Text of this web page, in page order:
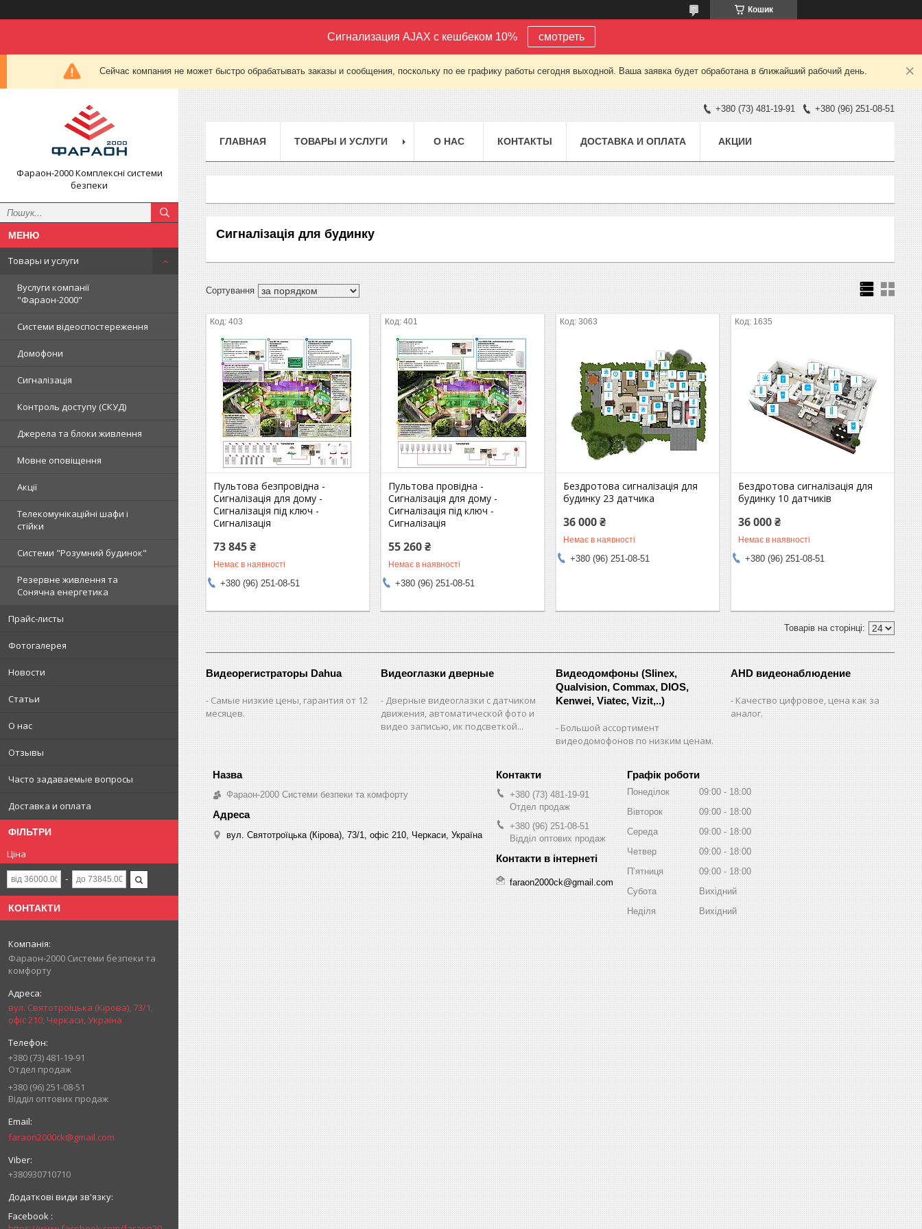
Кошик
Сигнализация AJAX с кешбеком 10% смотреть
Сейчас компания не может быстро обрабатывать заказы и сообщения, поскольку по ее графику работы сегодня выходной. Ваша заявка будет обработана в ближайший рабочий день.
Фараон-2000 Комплексні системи
безпеки
Товары и услуги
Вуслуги компанії
"Фараон-2000"
Системи відеоспостереження
Домофони
Сигналізація
Контроль доступу (СКУД)
Джерела та блоки живлення
Мовне оповіщення
Акції
Телекомунікаційні шафи і
стійки
Системи "Розумний будинок"
Резервне живлення та
Сонячна енергетика
Прайс-листы
Фотогалерея
Новости
Статьи
О нас
Отзывы
Часто задаваемые вопросы
Доставка и оплата
ФІЛЬТРИ
Ціна
КОНТАКТИ
Фараон-2000 Системи безпеки та
комфорту
вул. Святотроїцька (Кірова), 73/1,
офіс 210, Черкаси, Україна
+380 (73) 481-19-91
Отдел продаж
+380 (96) 251-08-51
Відділ оптових продаж
faraon2000ck@gmail.com
+380930710710
Facebook
+380 (73) 481-19-91 +380 (96) 251-08-51
ГЛАВНАЯ ТОВАРЫ И УСЛУГИ О НАС КОНТАКТЫ ДОСТАВКА И ОПЛАТА АКЦИИ
Сигналізація для будинку
403
Пультова безпровідна -
Сигналізація для дому -
Сигналізація під ключ -
Сигналізація
73 845 ₴
Немає в наявності
+380 (96) 251-08-51
401
Пультова провідна -
Сигналізація для дому -
Сигналізація під ключ -
Сигналізація
55 260 ₴
Немає в наявності
+380 (96) 251-08-51
3063
Бездротова сигналізація для
будинку 23 датчика
36 000 ₴
Немає в наявності
+380 (96) 251-08-51
1635
Бездротова сигналізація для
будинку 10 датчиків
36 000 ₴
Немає в наявності
+380 (96) 251-08-51
Видеорегистраторы Dahua
Самые низкие цены, гарантия от 12
месяцев.
Видеоглазки дверные
Дверные видеоглазки с датчиком
движения, автоматической фото и
видео записью, ик подсветкой...
Видеодомфоны (Slinex,
Qualvision, Commax, DIOS,
Kenwei, Viatec, Vizit,..)
Большой ассортимент
видеодомофонов по низким ценам.
AHD видеонаблюдение
Качество цифровое, цена как за
аналог.
Фараон-2000 Системи безпеки та комфорту
вул. Святотроїцька (Кірова), 73/1, офіс 210, Черкаси, Україна
+380 (73) 481-19-91
Отдел продаж
+380 (96) 251-08-51
Відділ оптових продаж
faraon2000ck@gmail.com
Графік роботи
Понеділок 09:00
18:00
Вівторок
09:00
18:00
Середа
09:00
18:00
Четвер
09:00
18:00
Пʼятниця
09:00
18:00
Субота
Вихідний
Неділя
Вихідний